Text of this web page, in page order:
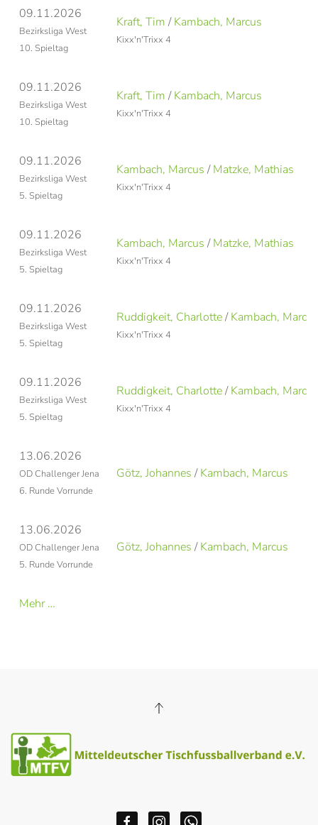
09.11.2026
Bezirksliga West
10. Spieltag
Kraft, Tim /Kambach, Marcus
Kixx'n'Trixx 4
09.11.2026
Bezirksliga West
10. Spieltag
Kraft, Tim /Kambach, Marcus
Kixx'n'Trixx 4
09.11.2026
Bezirksliga West
5. Spieltag
Kambach, Marcus /Matzke, Mathias
Kixx'n'Trixx 4
09.11.2026
Bezirksliga West
5. Spieltag
Kambach, Marcus /Matzke, Mathias
Kixx'n'Trixx 4
09.11.2026
Bezirksliga West
5. Spieltag
Ruddigkeit, Charlotte/Kambach, Marcus
Kixx'n'Trixx 4
09.11.2026
Bezirksliga West
5. Spieltag
Ruddigkeit, Charlotte/Kambach, Marcus
Kixx'n'Trixx 4
13.06.2026
OD Challenger Jena
6. Runde Vorrunde
Götz, Johannes /Kambach, Marcus
13.06.2026
OD Challenger Jena
5. Runde Vorrunde
Götz, Johannes /Kambach, Marcus
Mehr …